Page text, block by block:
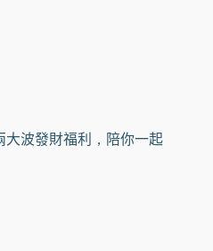
波發財福利，陪你一起